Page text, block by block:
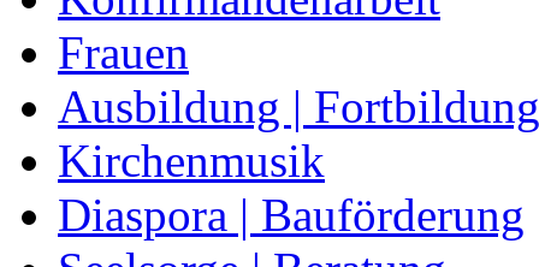
Frauen
Ausbildung | Fortbildung
Kirchenmusik
Diaspora | Bauförderung